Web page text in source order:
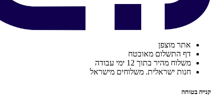
אתר מוצפן
דף התשלום מאובטח
משלוח מהיר בתוך 12 ימי עבודה
חנות ישראלית. משלוחים מישראל
קנייה בטוחה